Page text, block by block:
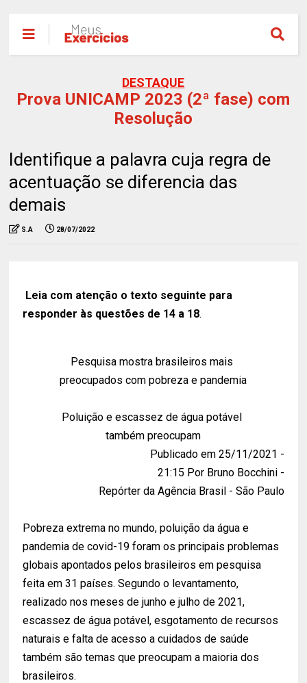
DESTAQUE
Prova UNICAMP 2023 (2ª fase) com
Resolução
Identifique a palavra cuja regra de
acentuação se diferencia das
demais
S.A 28/07/2022
Leia com atenção o texto seguinte para
responder às questões de 14 a 18.
Pesquisa mostra brasileiros mais
preocupados com pobreza e pandemia
Poluição e escassez de água potável
também preocupam
Publicado em 25/11/2021 -
21:15 Por Bruno Bocchini -
Repórter da Agência Brasil - São Paulo
Pobreza extrema no mundo, poluição da água e
pandemia de covid-19 foram os principais problemas
globais apontados pelos brasileiros em pesquisa
feita em 31 países. Segundo o levantamento,
realizado nos meses de junho e julho de 2021,
escassez de água potável, esgotamento de recursos
naturais e falta de acesso a cuidados de saúde
também são temas que preocupam a maioria dos
brasileiros.